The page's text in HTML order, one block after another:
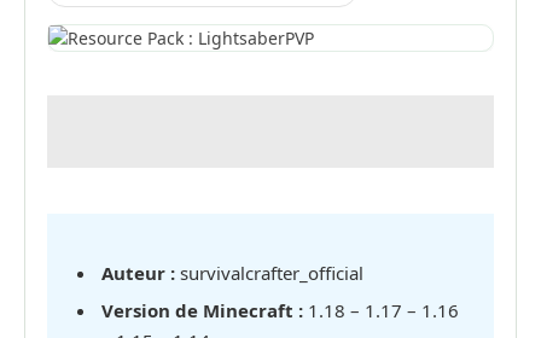
Auteur : survivalcrafter_official
Version de Minecraft : 1.18 – 1.17 – 1.16